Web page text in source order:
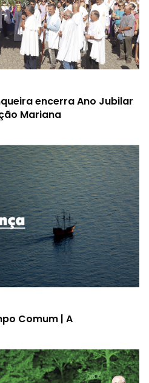
encerra Ano Jubilar
Mariana
Comum | A